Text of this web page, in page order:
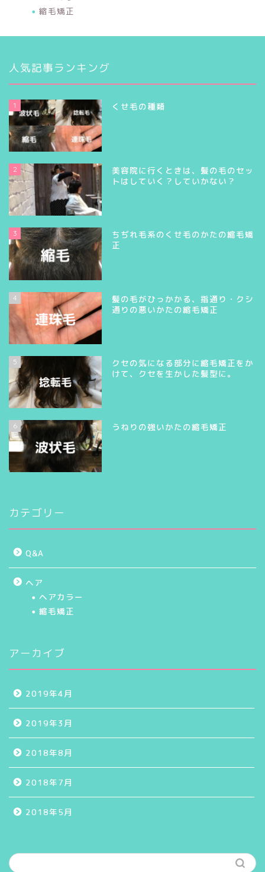
縮毛矯正
人気記事ランキング
1 くせ毛の種類
2
美容院に行くときは、髪の毛のセッ
トはしていく？していかない？
3
ちぢれ毛系のくせ毛のかたの縮毛矯
正
4
髪の毛がひっかかる、指通り・クシ
通りの悪いかたの縮毛矯正
5
クセの気になる部分に縮毛矯正をか
けて、クセを生かした髪型に。
6 うねりの強いかたの縮毛矯正
カテゴリー
Q&A
ヘア
ヘアカラー
縮毛矯正
アーカイブ
2019年4月
2019年3月
2018年8月
2018年7月
2018年5月